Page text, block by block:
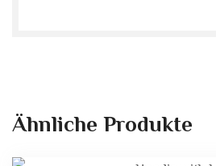
Ähnliche Produkte